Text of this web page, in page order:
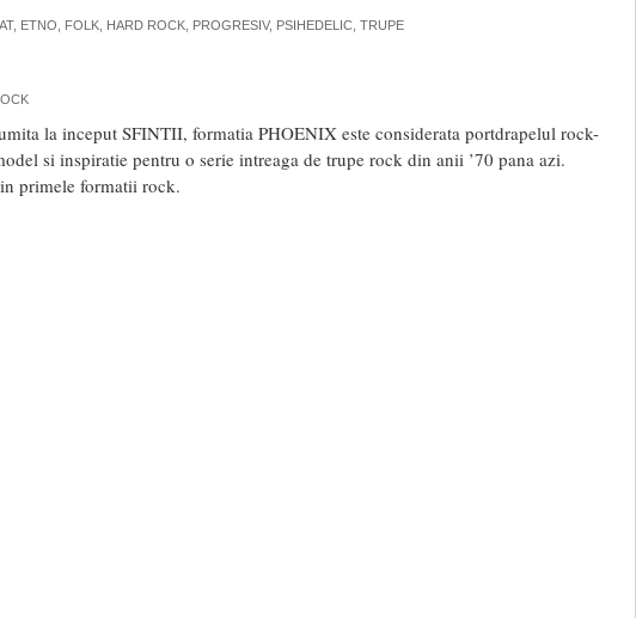
, ETNO FOLK HARD ROCK PROGRESIV, PSIHEDELIC TRUPE
la inceput SFINTII, formatia PHOENIX este considerata portdrapelul rock-
si inspiratie pentru o serie intreaga de trupe rock din anii ’70 pana azi.
primele formatii rock.